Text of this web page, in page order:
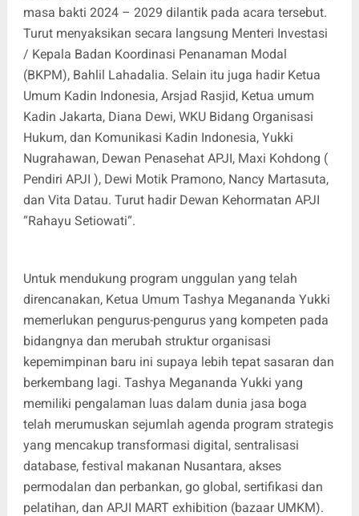
masa bakti 2024 – 2029 dilantik pada acara tersebut.
Turut menyaksikan secara langsung Menteri Investasi
/ Kepala Badan Koordinasi Penanaman Modal
(BKPM), Bahlil Lahadalia. Selain itu juga hadir Ketua
Umum Kadin Indonesia, Arsjad Rasjid, Ketua umum
Kadin Jakarta, Diana Dewi, WKU Bidang Organisasi
Hukum, dan Komunikasi Kadin Indonesia, Yukki
Nugrahawan, Dewan Penasehat APJI, Maxi Kohdong (
Pendiri APJI ), Dewi Motik Pramono, Nancy Martasuta,
dan Vita Datau. Turut hadir Dewan Kehormatan APJI
“Rahayu Setiowati“.
Untuk mendukung program unggulan yang telah
direncanakan, Ketua Umum Tashya Megananda Yukki
memerlukan pengurus-pengurus yang kompeten pada
bidangnya dan merubah struktur organisasi
kepemimpinan baru ini supaya lebih tepat sasaran dan
berkembang lagi. Tashya Megananda Yukki yang
memiliki pengalaman luas dalam dunia jasa boga
telah merumuskan sejumlah agenda program strategis
yang mencakup transformasi digital, sentralisasi
database, festival makanan Nusantara, akses
permodalan dan perbankan, go global, sertifikasi dan
pelatihan, dan APJI MART exhibition (bazaar UMKM).